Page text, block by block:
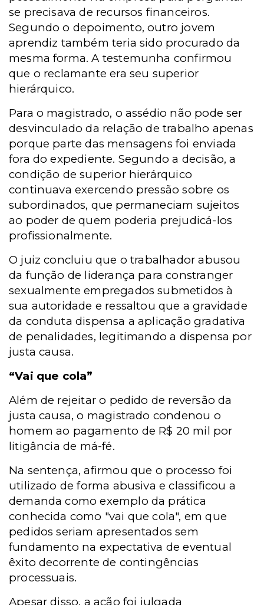
se precisava de recursos financeiros.
Segundo o depoimento, outro jovem
aprendiz também teria sido procurado da
mesma forma. A testemunha confirmou
que o reclamante era seu superior
hierárquico.
Para o magistrado, o assédio não pode ser
desvinculado da relação de trabalho apenas
porque parte das mensagens foi enviada
fora do expediente. Segundo a decisão, a
condição de superior hierárquico
continuava exercendo pressão sobre os
subordinados, que permaneciam sujeitos
ao poder de quem poderia prejudicá-los
profissionalmente.
O juiz concluiu que o trabalhador abusou
da função de liderança para constranger
sexualmente empregados submetidos à
sua autoridade e ressaltou que a gravidade
da conduta dispensa a aplicação gradativa
de penalidades, legitimando a dispensa por
justa causa.
“Vai que cola”
Além de rejeitar o pedido de reversão da
justa causa, o magistrado condenou o
homem ao pagamento de R$ 20 mil por
litigância de má-fé.
Na sentença, afirmou que o processo foi
utilizado de forma abusiva e classificou a
demanda como exemplo da prática
conhecida como "vai que cola", em que
pedidos seriam apresentados sem
fundamento na expectativa de eventual
êxito decorrente de contingências
processuais.
Apesar disso, a ação foi julgada